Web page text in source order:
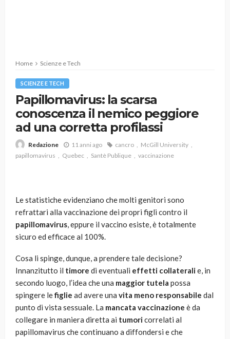
Home Scienze e Tech
SCIENZE E TECH
Papillomavirus: la scarsa
conoscenza il nemico peggiore
ad una corretta profilassi
Redazione 11 anni ago cancro
McGill University
papillomavirus
Quebec Santè Publique vaccinazione
Le statistiche evidenziano che molti genitori sono
refrattari alla vaccinazione dei propri figli contro il
papillomavirus, eppure il vaccino esiste, è totalmente
sicuro ed efficace al 100%.
Cosa li spinge, dunque, a prendere tale decisione?
Innanzitutto il timore di eventuali effetti collateralie, in
secondo luogo, l’idea che una maggior tutela possa
spingere lefiglie ad avere una vita meno responsabile dal
punto di vista sessuale. La mancata vaccinazione è da
collegare in maniera diretta ai tumoricorrelati al
papillomavirus che continuano a diffondersi e che